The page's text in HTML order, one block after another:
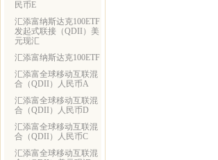
民币E
汇添富纳斯达克100ETF
发起式联接（QDII）美
元现汇
汇添富纳斯达克100ETF
汇添富全球移动互联混
合（QDII）人民币A
汇添富全球移动互联混
合（QDII）人民币D
汇添富全球移动互联混
合（QDII）人民币C
汇添富全球移动互联混